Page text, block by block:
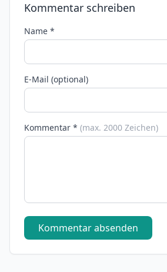
Kommentar schreiben
Name *
E-Mail (optional)
Kommentar * (max. 2000 Zeichen)
Kommentar absenden